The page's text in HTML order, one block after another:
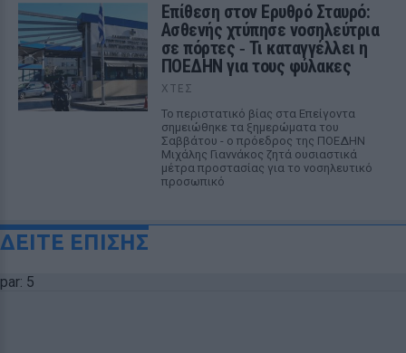
Επίθεση στον Ερυθρό Σταυρό:
Ασθενής χτύπησε νοσηλεύτρια
σε πόρτες ‑ Τι καταγγέλλει η
ΠΟΕΔΗΝ για τους φύλακες
ΧΤΕΣ
Το περιστατικό βίας στα Επείγοντα
σημειώθηκε τα ξημερώματα του
Σαββάτου - ο πρόεδρος της ΠΟΕΔΗΝ
Μιχάλης Γιαννάκος ζητά ουσιαστικά
μέτρα προστασίας για το νοσηλευτικό
προσωπικό
ΔΕΙΤΕ ΕΠΙΣΗΣ
par: 5